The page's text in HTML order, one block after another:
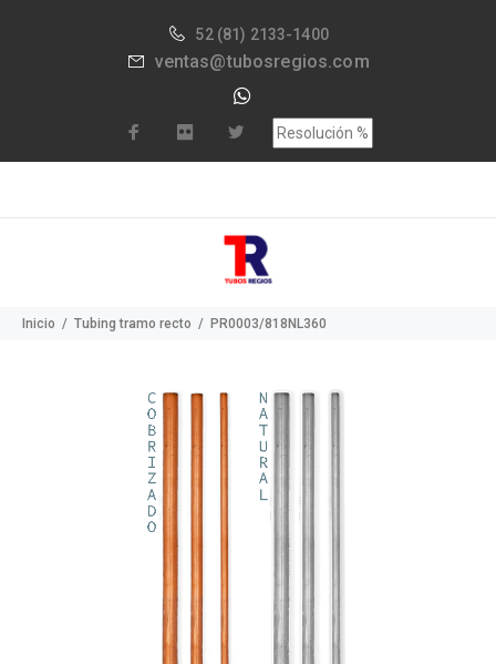
52 (81) 2133-1400
ventas@tubosregios.com
Inicio Tubing tramo recto PR0003/818NL360